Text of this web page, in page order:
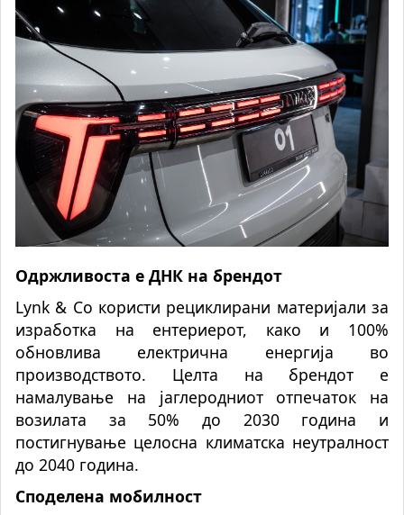
Одржливоста е ДНК на брендот
Lynk & Co користи рециклирани материјали за
изработка на ентериерот, како и 100%
обновлива електрична енергија во
производството. Целта на брендот е
намалување на јаглеродниот отпечаток на
возилата за 50% до 2030 година и
постигнување целосна климатска неутралност
до 2040 година.
Споделена мобилност